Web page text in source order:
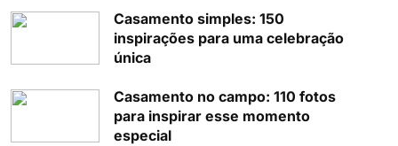
Casamento simples: 150
inspirações para uma celebração
única
Casamento no campo: 110 fotos
para inspirar esse momento
especial